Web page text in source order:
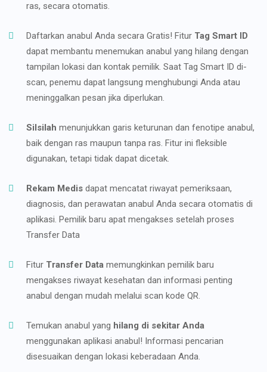
ras, secara otomatis.
Daftarkan anabul Anda secara Gratis! Fitur Tag Smart ID
dapat membantu menemukan anabul yang hilang dengan
tampilan lokasi dan kontak pemilik. Saat Tag Smart ID di-
scan, penemu dapat langsung menghubungi Anda atau
meninggalkan pesan jika diperlukan.
Silsilah menunjukkan garis keturunan dan fenotipe anabul,
baik dengan ras maupun tanpa ras. Fitur ini fleksible
digunakan, tetapi tidak dapat dicetak.
Rekam Medis dapat mencatat riwayat pemeriksaan,
diagnosis, dan perawatan anabul Anda secara otomatis di
aplikasi. Pemilik baru apat mengakses setelah proses
Transfer Data
Fitur Transfer Data memungkinkan pemilik baru
mengakses riwayat kesehatan dan informasi penting
anabul dengan mudah melalui scan kode QR.
Temukan anabul yang hilang di sekitar Anda
menggunakan aplikasi anabul! Informasi pencarian
disesuaikan dengan lokasi keberadaan Anda.